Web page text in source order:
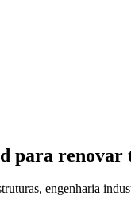
renovar
engenharia